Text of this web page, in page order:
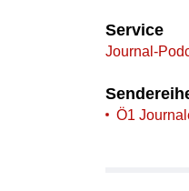
Service
Journal-
Ö1